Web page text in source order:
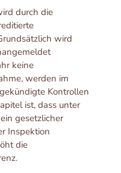
durch die
wird
keine
werden im
Kontrollen
ist, dass unter
gesetzlicher
Inspektion
die